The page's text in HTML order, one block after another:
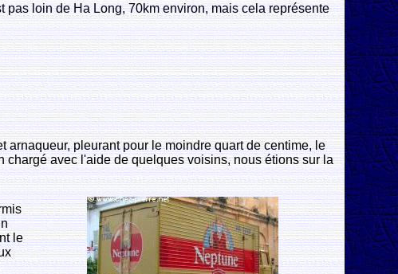
loin de Ha Long, 70km environ, mais cela représente
pleurant pour le moindre quart de centime, le
avec l'aide de quelques voisins, nous étions sur la
le